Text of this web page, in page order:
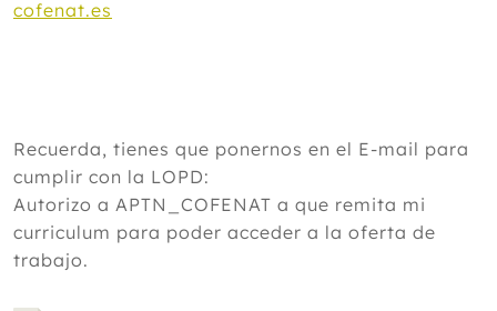
cofenat.es
Recuerda, tienes que ponernos en el E-mail para
cumplir con la LOPD:
Autorizo a APTN_COFENAT a que remita mi
curriculum para poder acceder a la oferta de
trabajo.